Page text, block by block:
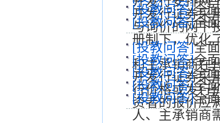
开发行证券采
[投教问答]全
与询价的网下
[投教问答]全
册制下，优化
[投教问答]全
和主承销商在
[投教问答]全
开发行证券采
[投教问答]全
行价格或发行
[投教问答]全
资者的报价应
[投教问答]全
人、主承销商